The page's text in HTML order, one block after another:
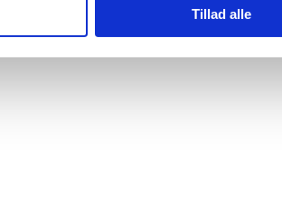
Tillad alle